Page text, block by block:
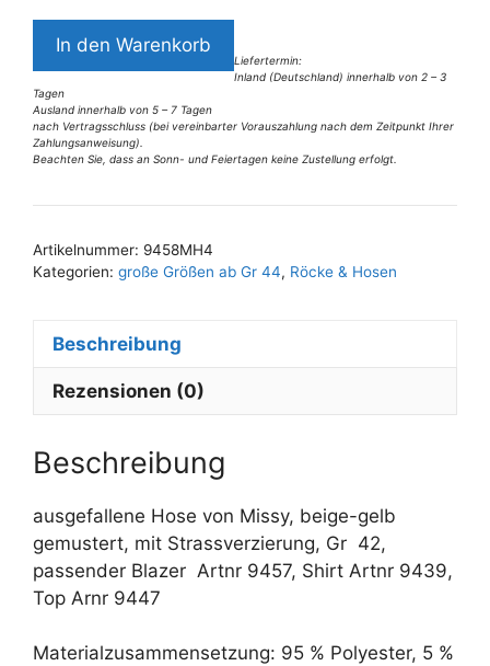
9458MH4
Missy
Hose
beige-
gelb
Gr
In den Warenkorb
Liefertermin:
Inland (Deutschland) innerhalb von 2 – 3
Tagen
Ausland innerhalb von 5 – 7 Tagen
nach Vertragsschluss (bei vereinbarter Vorauszahlung nach dem Zeitpunkt Ihrer
Zahlungsanweisung).
Beachten Sie, dass an Sonn- und Feiertagen keine Zustellung erfolgt.
l
e
t
e
Artikelnummer: 9458MH4
Kategorien: große Größen ab Gr 44, Röcke & Hosen
Beschreibung
Rezensionen (0)
Beschreibung
ausgefallene Hose von Missy, beige-gelb
gemustert, mit Strassverzierung, Gr 42,
passender Blazer Artnr 9457, Shirt Artnr 9439,
Top Arnr 9447
Materialzusammensetzung: 95 % Polyester, 5 %